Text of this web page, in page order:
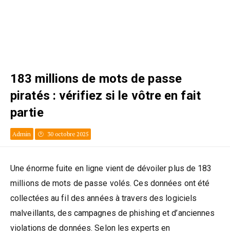
183 millions de mots de passe
piratés : vérifiez si le vôtre en fait
partie
Admin 30 octobre 2025
Une énorme fuite en ligne vient de dévoiler plus de 183
millions de mots de passe volés. Ces données ont été
collectées au fil des années à travers des logiciels
malveillants, des campagnes de phishing et d’anciennes
violations de données. Selon les experts en